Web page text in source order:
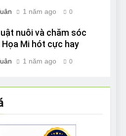
1 năm ago 0
nuôi và chăm sóc
Họa Mi hót cực hay
1 năm ago 0